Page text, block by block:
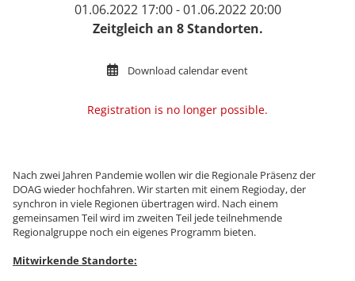
01.06.2022 17:00 - 01.06.2022 20:00
Zeitgleich an 8 Standorten.
Download calendar event
Registration is no longer possible.
Nach zwei Jahren Pandemie wollen wir die Regionale Präsenz der
DOAG wieder hochfahren. Wir starten mit einem Regioday, der
synchron in viele Regionen übertragen wird. Nach einem
gemeinsamen Teil wird im zweiten Teil jede teilnehmende
Regionalgruppe noch ein eigenes Programm bieten.
Mitwirkende Standorte: